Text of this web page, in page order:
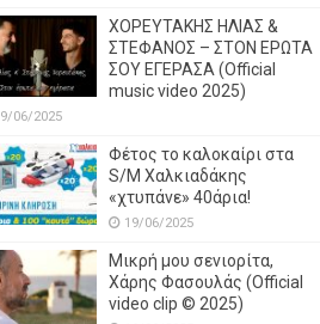
ΧΟΡΕΥΤΑΚΗΣ ΗΛΙΑΣ &
ΣΤΕΦΑΝΟΣ – ΣΤΟΝ ΕΡΩΤΑ
ΣΟΥ ΕΓΕΡΑΣΑ (Official
music video 2025)
06/2025
Φέτος το καλοκαίρι στα
S/M Χαλκιαδάκης
«χτυπάνε» 40άρια!
19/06/2025
Μικρή μου σενιορίτα,
Χάρης Φασουλάς (Official
video clip © 2025)